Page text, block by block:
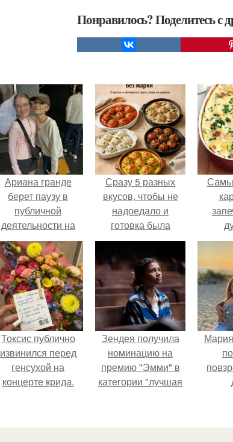
Понравилось? Поделитесь с
Ариана гранде
берет паузу в
публичной
деятельности на
фоне слухов о
своем здоровье.
Сразу 5 разных
вкусов, чтобы не
надоедало и
готовка была
проще.
Токсис публично
извинился перед
генсухой на
концерте крида.
Зендея получила
номинацию на
премию "Эмми" в
категории "лучшая
сериале" за третий